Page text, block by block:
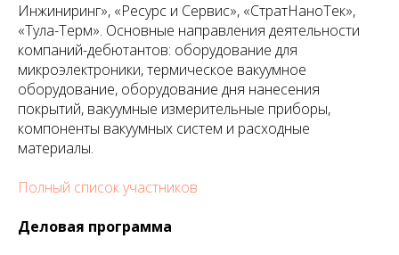
Инжиниринг», «Ресурс и Сервис», «СтратНаноТек»,
«Тула-Терм». Основные направления деятельности
компаний-дебютантов: оборудование для
микроэлектроники, термическое вакуумное
оборудование, оборудование дня нанесения
покрытий, вакуумные измерительные приборы,
компоненты вакуумных систем и расходные
материалы.
Полный список участников
Деловая программа